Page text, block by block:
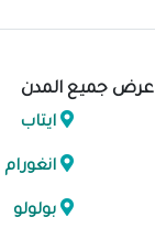
عرض جميع المدن
ايتاب
انغورام
بولولو